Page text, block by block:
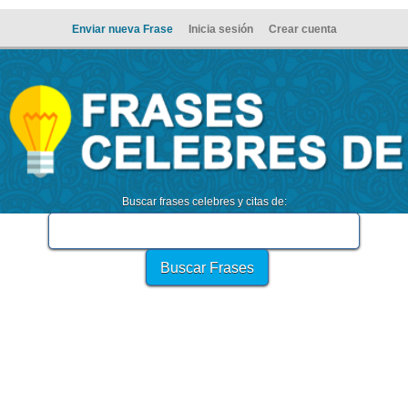
Enviar nueva Frase Inicia sesión Crear cuenta
Buscar frases celebres y citas de: